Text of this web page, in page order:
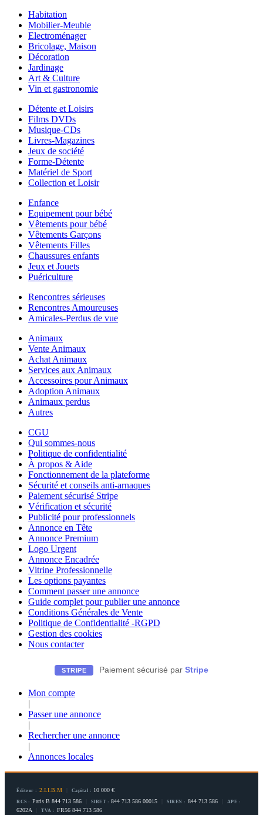
Habitation
Mobilier-Meuble
Electroménager
Bricolage, Maison
Décoration
Jardinage
Art & Culture
Vin et gastronomie
Détente et Loisirs
Films DVDs
Musique-CDs
Livres-Magazines
Jeux de société
Forme-Détente
Matériel de Sport
Collection et Loisir
Enfance
Equipement pour bébé
Vêtements pour bébé
Vêtements Garçons
Vêtements Filles
Chaussures enfants
Jeux et Jouets
Puériculture
Rencontres sérieuses
Rencontres Amoureuses
Amicales-Perdus de vue
Animaux
Vente Animaux
Achat Animaux
Services aux Animaux
Accessoires pour Animaux
Adoption Animaux
Animaux perdus
Autres
CGU
Qui sommes-nous
Politique de confidentialité
À propos & Aide
Fonctionnement de la plateforme
Sécurité et conseils anti-arnaques
Paiement sécurisé Stripe
Vérification et sécurité
Publicité pour professionnels
Annonce en Tête
Annonce Premium
Logo Urgent
Annonce Encadrée
Vitrine Professionnelle
Les options payantes
Comment passer une annonce
Guide complet pour publier une annonce
Conditions Générales de Vente
Politique de Confidentialité -RGPD
Gestion des cookies
Nous contacter
STRIPE Paiement sécurisé par Stripe
Mon compte
|
Passer une annonce
|
Rechercher une annonce
|
Annonces locales
Éditeur : 2.I.I.B.M Capital : 10 000 €
RCS : Paris B 844 713 586 SIRET : 844 713 586 00015 SIREN : 844 713 586 APE :
6202A TVA : FR56 844 713 586